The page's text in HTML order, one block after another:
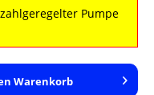
Pumpe
Warenkorb